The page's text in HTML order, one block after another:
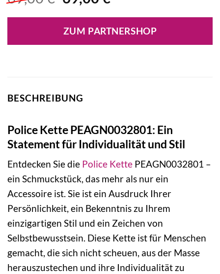
war:
69,00 €
ist:
69,00 €.
ZUM PARTNERSHOP
BESCHREIBUNG
Police Kette PEAGN0032801: Ein
Statement für Individualität und Stil
Entdecken Sie die Police Kette PEAGN0032801 –
ein Schmuckstück, das mehr als nur ein
Accessoire ist. Sie ist ein Ausdruck Ihrer
Persönlichkeit, ein Bekenntnis zu Ihrem
einzigartigen Stil und ein Zeichen von
Selbstbewusstsein. Diese Kette ist für Menschen
gemacht, die sich nicht scheuen, aus der Masse
herauszustechen und ihre Individualität zu